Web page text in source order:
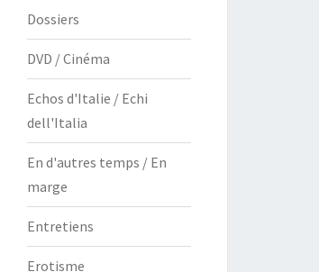
Dossiers
DVD / Cinéma
Echos d'Italie / Echi
dell'Italia
En d'autres temps / En
marge
Entretiens
Erotisme